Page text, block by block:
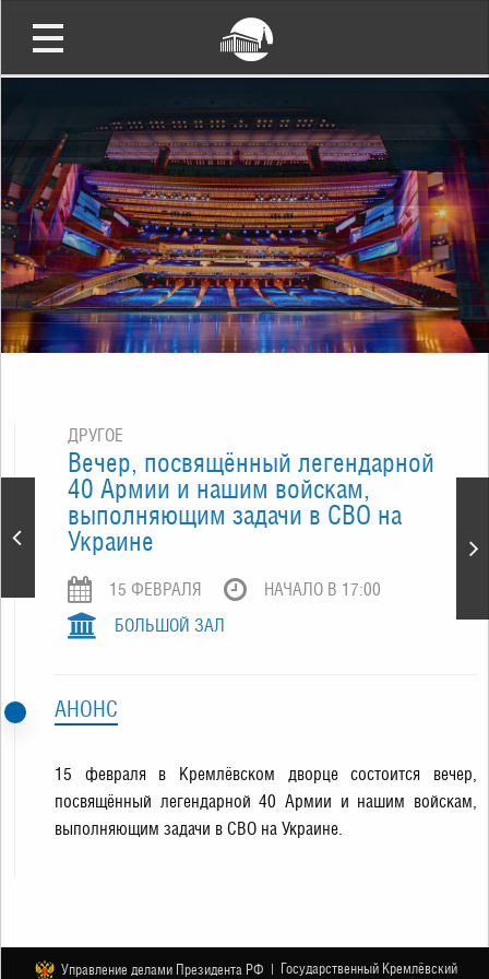
«Праздник для всех
влюблённых»
ДРУГОЕ
Вечер, посвящённый легендарной
40 Армии и нашим войскам,
выполняющим задачи в СВО на
Украине
15 ФЕВРАЛЯ
НАЧАЛО В 17:00
БОЛЬШОЙ ЗАЛ
АНОНС
15 февраля в Кремлёвском дворце состоится вечер,
посвящённый легендарной 40 Армии и нашим войскам,
выполняющим задачи в СВО на Украине.
Управление делами Президента РФ | Государственный Кремлёвский